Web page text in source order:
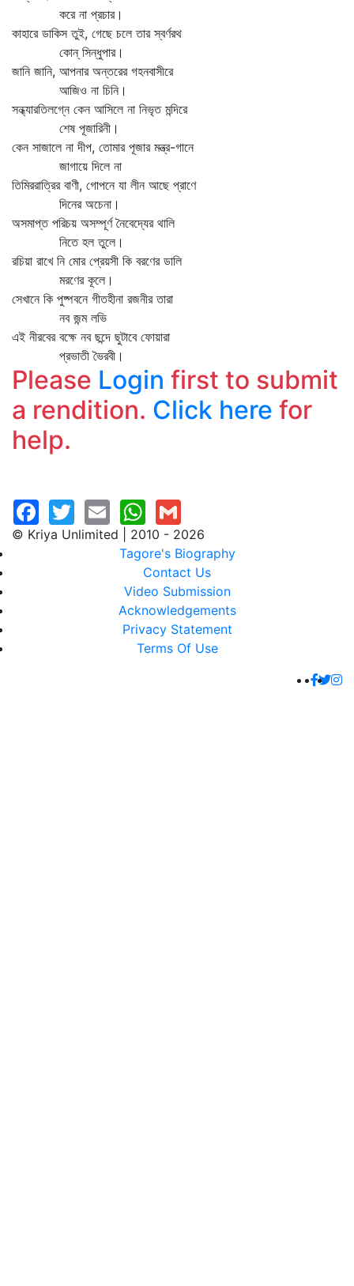
করে না প্রচার।
কাহারে ডাকিস তুই, গেছে চলে তার স্বর্ণরথ
কোন্‌ সিন্ধুপার।
জানি জানি, আপনার অন্তরের গহনবাসীরে
আজিও না চিনি।
সন্ধ্যারতিলগ্নে কেন আসিলে না নিভৃত মন্দিরে
শেষ পূজারিনী।
কেন সাজালে না দীপ, তোমার পূজার মন্ত্র-গানে
জাগায়ে দিলে না
তিমিররাত্রির বাণী, গোপনে যা লীন আছে প্রাণে
দিনের অচেনা।
অসমাপ্ত পরিচয় অসম্পূর্ণ নৈবেদ্যের থালি
নিতে হল তুলে।
রচিয়া রাখে নি মোর প্রেয়সী কি বরণের ডালি
মরণের কূলে।
সেখানে কি পুষ্পবনে গীতহীনা রজনীর তারা
নব জন্ম লভি
এই নীরবের বক্ষে নব ছন্দে ছুটাবে ফোয়ারা
প্রভাতী ভৈরবী।
Please Login first to submit
a rendition. Click here for
help.
© Kriya Unlimited | 2010 - 2026
Tagore's Biography
Contact Us
Video Submission
Acknowledgements
Privacy Statement
Terms Of Use